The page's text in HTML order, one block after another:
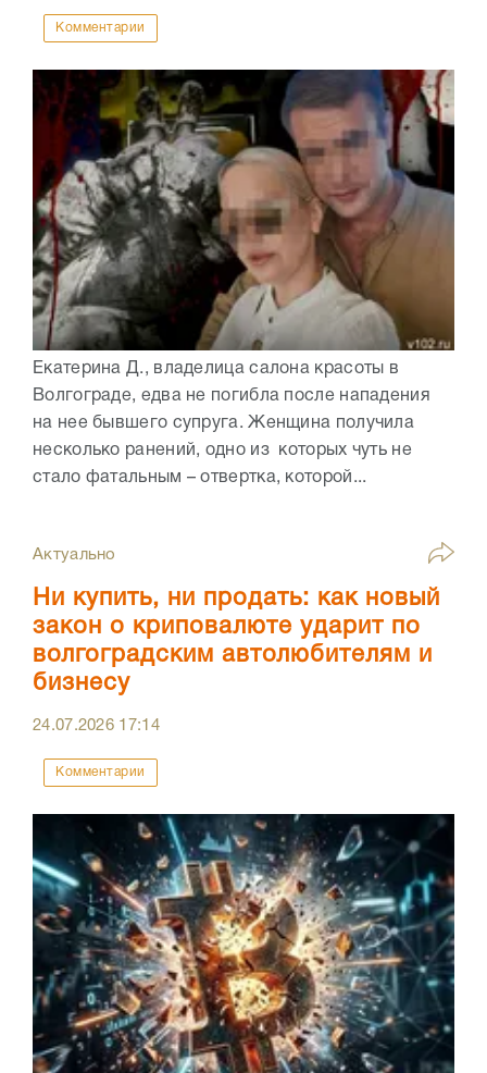
Комментарии
Екатерина Д., владелица салона красоты в
Волгограде, едва не погибла после нападения
на нее бывшего супруга. Женщина получила
несколько ранений, одно из которых чуть не
стало фатальным – отвертка, которой...
Актуально
Ни купить, ни продать: как новый
закон о криповалюте ударит по
волгоградским автолюбителям и
бизнесу
24.07.2026 17:14
Комментарии